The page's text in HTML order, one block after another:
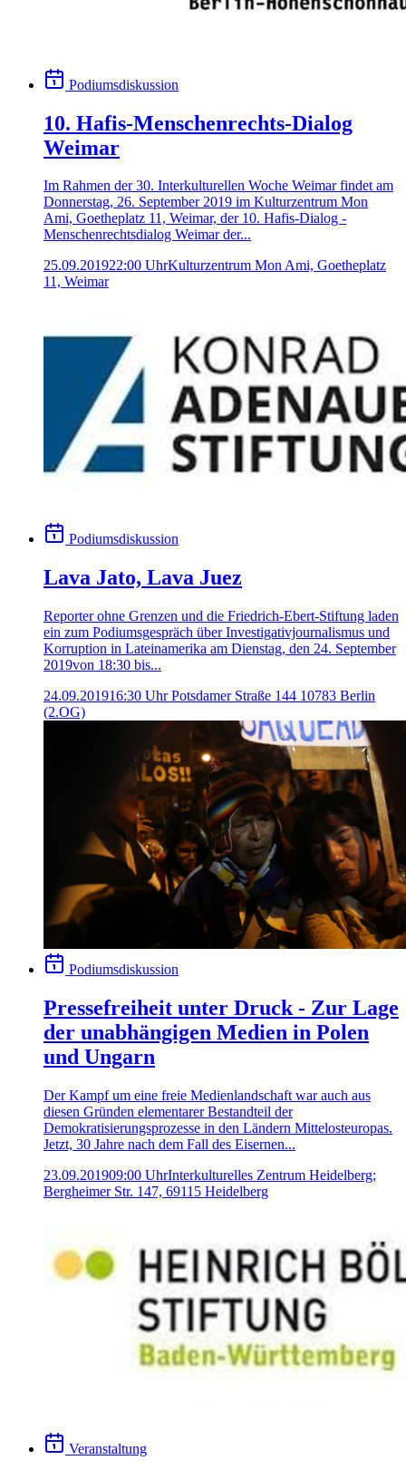
Podiumsdiskussion
10. Hafis-Menschenrechts-Dialog
Weimar
Im Rahmen der 30. Interkulturellen Woche Weimar findet am
Donnerstag, 26. September 2019 im Kulturzentrum Mon
Ami, Goetheplatz 11, Weimar, der 10. Hafis-Dialog -
Menschenrechtsdialog Weimar der...
25.09.201922:00 UhrKulturzentrum Mon Ami, Goetheplatz
11, Weimar
Podiumsdiskussion
Lava Jato, Lava Juez
Reporter ohne Grenzen und die Friedrich-Ebert-Stiftung laden
ein zum Podiumsgespräch über Investigativjournalismus und
Korruption in Lateinamerika am Dienstag, den 24. September
2019von 18:30 bis...
24.09.201916:30 UhrPotsdamer Straße 144 10783 Berlin
(2.OG)
Podiumsdiskussion
Pressefreiheit unter Druck - Zur Lage
der unabhängigen Medien in Polen
und Ungarn
Der Kampf um eine freie Medienlandschaft war auch aus
diesen Gründen elementarer Bestandteil der
Demokratisierungsprozesse in den Ländern Mittelosteuropas.
Jetzt, 30 Jahre nach dem Fall des Eisernen...
23.09.201909:00 UhrInterkulturelles Zentrum Heidelberg;
Bergheimer Str. 147, 69115 Heidelberg
Veranstaltung